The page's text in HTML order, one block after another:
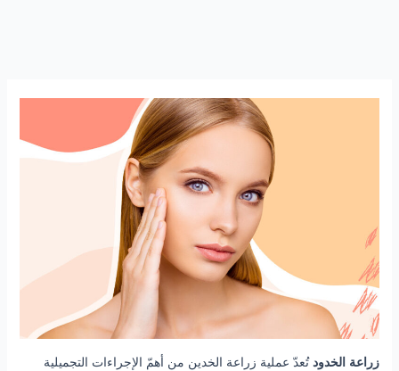
زراعة الخدودتُعدّ عملية زراعة الخدين من أهمّ الإجراءات التجميلية